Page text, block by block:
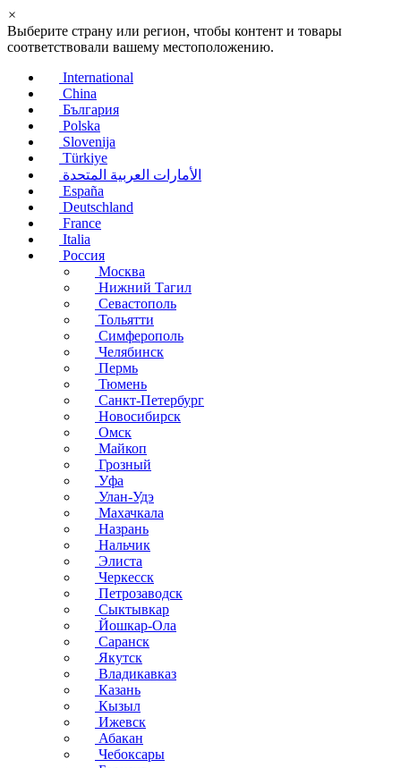
×
Выберите страну или регион, чтобы контент и товары
соответствовали вашему местоположению.
International
China
България
Polska
Slovenija
Türkiye
الأمارات العربية المتحدة
España
Deutschland
France
Italia
Россия
Москва
Нижний Тагил
Севастополь
Тольятти
Симферополь
Челябинск
Пермь
Тюмень
Санкт-Петербург
Новосибирск
Омск
Майкоп
Грозный
Уфа
Улан-Удэ
Махачкала
Назрань
Нальчик
Элиста
Черкесск
Петрозаводск
Сыктывкар
Йошкар-Ола
Саранск
Якутск
Владикавказ
Казань
Кызыл
Ижевск
Абакан
Чебоксары